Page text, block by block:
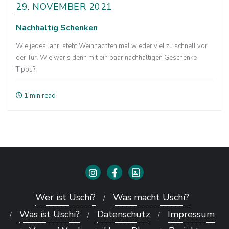
29. NOVEMBER 2021
Nachhaltig Schenken
Wie jedes Jahr, steht Weihnachten mal wieder viel zu schnell vor
der Tür. Wie wär’s denn mit ein paar nachhaltigen Geschenke-
Tipps?
1 min read
Wer ist Uschi?
Was macht Uschi?
Was ist Uschi?
Datenschutz
Impressum